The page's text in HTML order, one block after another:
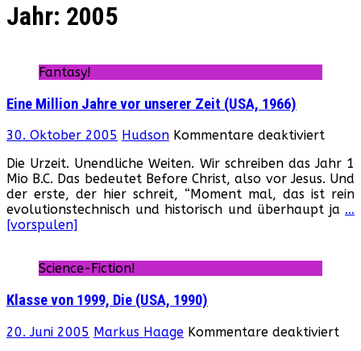
Jahr: 2005
Fantasy!
Eine Million Jahre vor unserer Zeit (USA, 1966)
30. Oktober 2005 Hudson Kommentare deaktiviertfür
Jahre
vor
Die Urzeit. Unendliche Weiten. Wir schreiben das Jahr 1
Mio B.C. Das bedeutet Before Christ, also vor Jesus. Und
der erste, der hier schreit, “Moment mal, das ist rein
evolutionstechnisch und historisch und überhaupt ja …
[vorspulen]
Science-Fiction!
Klasse von 1999, Die (USA, 1990)
20. Juni 2005 Markus Haage Kommentare deaktiviert